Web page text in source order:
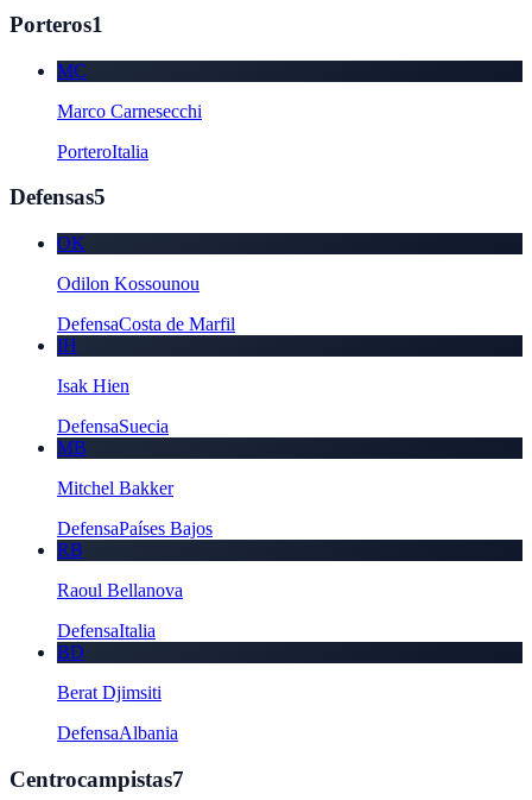
Porteros1
MC
Marco Carnesecchi
PorteroItalia
Defensas5
OK
Odilon Kossounou
DefensaCosta de Marfil
IH
Isak Hien
DefensaSuecia
MB
Mitchel Bakker
DefensaPaíses Bajos
RB
Raoul Bellanova
DefensaItalia
BD
Berat Djimsiti
DefensaAlbania
Centrocampistas7